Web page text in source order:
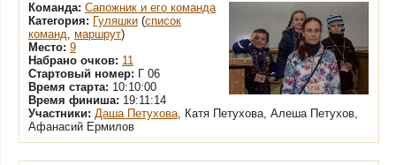
Команда: Сапожник и его команда
Категория: Гуляшки (список
команд, маршрут)
Место: 9
Набрано очков: 11
Стартовый номер: Г 06
Время старта: 10:10:00
Время финиша: 19:11:14
Участники: Даша Петухова, Катя Петухова, Алеша Петухов,
Афанасий Ермилов